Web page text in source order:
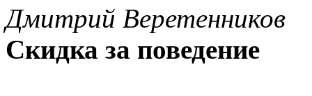
Дмитрий Веретенников
Скидка за поведение